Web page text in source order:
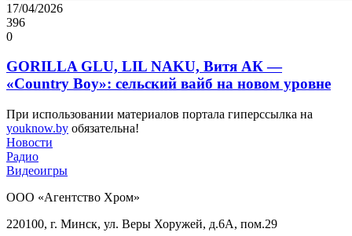
17/04/2026
396
0
GORILLA GLU, LIL NAKU, Витя АК —
«Country Boy»: сельский вайб на новом уровне
При использовании материалов портала гиперссылка на
youknow.by обязательна!
Новости
Радио
Видеоигры
ООО «Агентство Хром»
220100, г. Минск, ул. Веры Хоружей, д.6А, пом.29